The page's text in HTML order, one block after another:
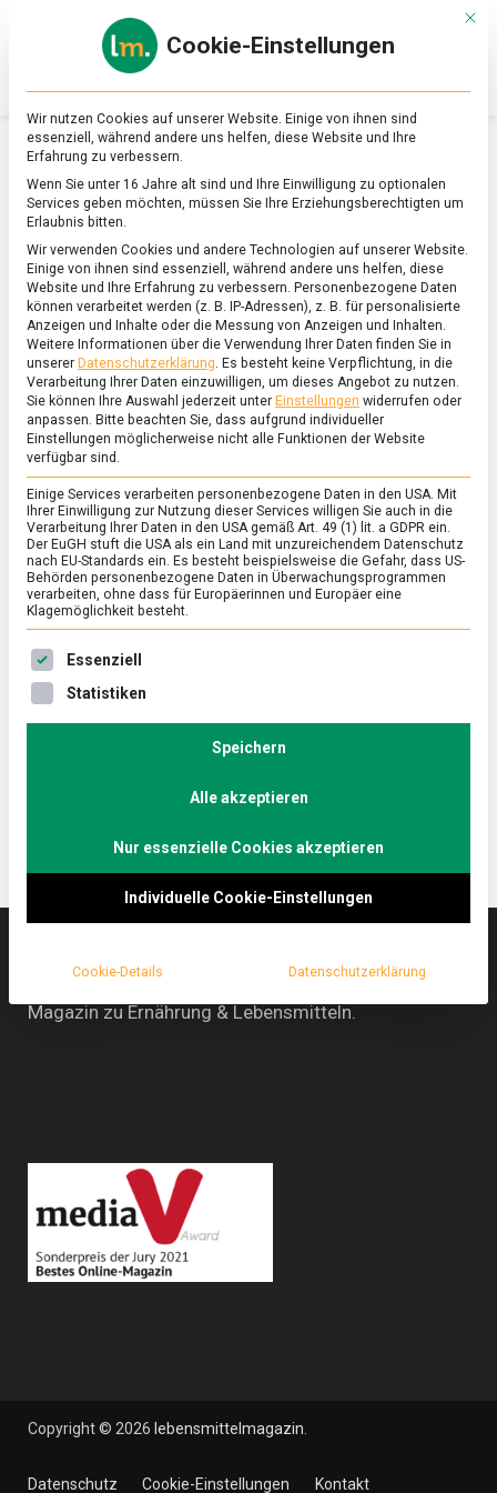
Online-
Magazin
zu
&
Ernährung
SCHLAGWORT:MANIOKPOMMES
ERNÄHRUNG & GESUNDHEIT /FEATURED
Öfter mal was Neues – zu Besuch im
Supermarkt der Zukunft
9. September 2022
Neues
der
Im Supermarkt der Zukunft, eigentlich ein
Marktforschungsinstitut, gibt es die Produkte, die
schon morgen im heimischen Einkaufsregal stehen
Magazin zu Ernährung & Lebensmitteln.
Copyright © 2026 lebensmittelmagazin
Datenschutz Cookie-Einstellungen Kontakt
Mit
Cookie-Einstellungen
Wir nutzen Cookies auf unserer Website. Einige von ihnen sind
essenziell, während andere uns helfen, diese Website und Ihre
Erfahrung zu verbessern.
Wenn Sie unter 16 Jahre alt sind und Ihre Einwilligung zu optionalen
Services geben möchten, müssen Sie Ihre Erziehungsberechtigten um
Erlaubnis bitten.
Wir verwenden Cookies und andere Technologien auf unserer Website.
Einige von ihnen sind essenziell, während andere uns helfen, diese
Website und Ihre Erfahrung zu verbessern. Personenbezogene Daten
können verarbeitet werden (z. B. IP-Adressen), z. B. für personalisierte
Anzeigen und Inhalte oder die Messung von Anzeigen und Inhalten.
Weitere Informationen über die Verwendung Ihrer Daten finden Sie in
unserer Datenschutzerklärung. Es besteht keine Verpflichtung, in die
Verarbeitung Ihrer Daten einzuwilligen, um dieses Angebot zu nutzen.
Sie können Ihre Auswahl jederzeit unter Einstellungen widerrufen oder
anpassen. Bitte beachten Sie, dass aufgrund individueller
Einstellungen möglicherweise nicht alle Funktionen der Website
verfügbar sind.
Einige Services verarbeiten personenbezogene Daten in den USA. Mit
Ihrer Einwilligung zur Nutzung dieser Services willigen Sie auch in die
Verarbeitung Ihrer Daten in den USA gemäß Art. 49 (1) lit. a GDPR ein.
Der EuGH stuft die USA als ein Land mit unzureichendem Datenschutz
nach EU-Standards ein. Es besteht beispielsweise die Gefahr, dass US-
Behörden personenbezogene Daten in Überwachungsprogrammen
verarbeiten, ohne dass für Europäerinnen und Europäer eine
Klagemöglichkeit besteht.
Es folgt eine Liste der Service-Gruppen, für die eine
Essenziell
Statistiken
Speichern
Alle akzeptieren
Nur essenzielle Cookies akzeptieren
Individuelle Cookie-Einstellungen
Cookie-Details Datenschutzerklärung